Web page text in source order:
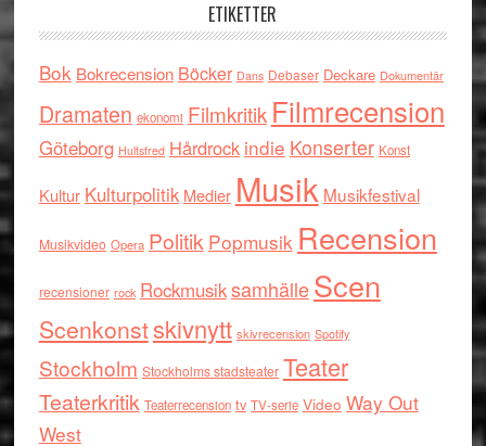
ETIKETTER
Bok Bokrecension Böcker Dans Debaser Deckare Dokumentär
Dramaten ekonomi Filmkritik Filmrecension
Göteborg Hultsfred Hårdrock indie Konserter Konst
Kultur Kulturpolitik Medier Musik Musikfestival
Musikvideo Opera Politik Popmusik Recension
recensioner rock RockmusiksamhälleScen
Scenkonstskivnytt skivrecension Spotify
Stockholm Stockholms stadsteater Teater
Teaterkritik Teaterrecension tv TV-serie Video Way Out
West